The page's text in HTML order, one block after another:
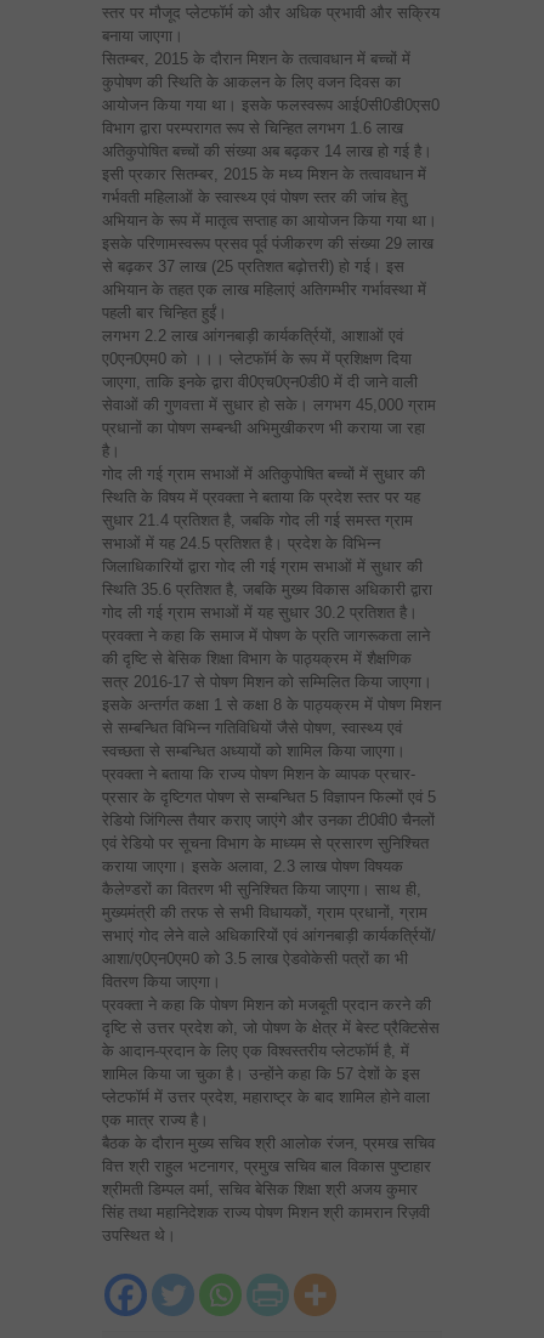
स्तर पर मौजूद प्लेटफॉर्म को और अधिक प्रभावी और सक्रिय
बनाया जाएगा।
सितम्बर, 2015 के दौरान मिशन के तत्वावधान में बच्चों में
कुपोषण की स्थिति के आकलन के लिए वजन दिवस का
आयोजन किया गया था। इसके फलस्वरूप आई0सी0डी0एस0
विभाग द्वारा परम्परागत रूप से चिन्हित लगभग 1.6 लाख
अतिकुपोषित बच्चों की संख्या अब बढ़कर 14 लाख हो गई है।
इसी प्रकार सितम्बर, 2015 के मध्य मिशन के तत्वावधान में
गर्भवती महिलाओं के स्वास्थ्य एवं पोषण स्तर की जांच हेतु
अभियान के रूप में मातृत्व सप्ताह का आयोजन किया गया था।
इसके परिणामस्वरूप प्रसव पूर्व पंजीकरण की संख्या 29 लाख
से बढ़कर 37 लाख (25 प्रतिशत बढ़ोत्तरी) हो गई। इस
अभियान के तहत एक लाख महिलाएं अतिगम्भीर गर्भावस्था में
पहली बार चिन्हित हुईं।
लगभग 2.2 लाख आंगनबाड़ी कार्यकर्त्रियों, आशाओं एवं
ए0एन0एम0 को ।।। प्लेटफॉर्म के रूप में प्रशिक्षण दिया
जाएगा, ताकि इनके द्वारा वी0एच0एन0डी0 में दी जाने वाली
सेवाओं की गुणवत्ता में सुधार हो सके। लगभग 45,000 ग्राम
प्रधानों का पोषण सम्बन्धी अभिमुखीकरण भी कराया जा रहा
है।
गोद ली गई ग्राम सभाओं में अतिकुपोषित बच्चों में सुधार की
स्थिति के विषय में प्रवक्ता ने बताया कि प्रदेश स्तर पर यह
सुधार 21.4 प्रतिशत है, जबकि गोद ली गई समस्त ग्राम
सभाओं में यह 24.5 प्रतिशत है। प्रदेश के विभिन्न
जिलाधिकारियों द्वारा गोद ली गई ग्राम सभाओं में सुधार की
स्थिति 35.6 प्रतिशत है, जबकि मुख्य विकास अधिकारी द्वारा
गोद ली गई ग्राम सभाओं में यह सुधार 30.2 प्रतिशत है।
प्रवक्ता ने कहा कि समाज में पोषण के प्रति जागरूकता लाने
की दृष्टि से बेसिक शिक्षा विभाग के पाठ्यक्रम में शैक्षणिक
सत्र 2016-17 से पोषण मिशन को सम्मिलित किया जाएगा।
इसके अन्तर्गत कक्षा 1 से कक्षा 8 के पाठ्यक्रम में पोषण मिशन
से सम्बन्धित विभिन्न गतिविधियों जैसे पोषण, स्वास्थ्य एवं
स्वच्छता से सम्बन्धित अध्यायों को शामिल किया जाएगा।
प्रवक्ता ने बताया कि राज्य पोषण मिशन के व्यापक प्रचार-
प्रसार के दृष्टिगत पोषण से सम्बन्धित 5 विज्ञापन फिल्मों एवं 5
रेडियो जिंगिल्स तैयार कराए जाएंगे और उनका टी0वी0 चैनलों
एवं रेडियो पर सूचना विभाग के माध्यम से प्रसारण सुनिश्चित
कराया जाएगा। इसके अलावा, 2.3 लाख पोषण विषयक
कैलेण्डरों का वितरण भी सुनिश्चित किया जाएगा। साथ ही,
मुख्यमंत्री की तरफ से सभी विधायकों, ग्राम प्रधानों, ग्राम
सभाएं गोद लेने वाले अधिकारियों एवं आंगनबाड़ी कार्यकर्त्रियों/
आशा/ए0एन0एम0 को 3.5 लाख ऐडवोकेसी पत्रों का भी
वितरण किया जाएगा।
प्रवक्ता ने कहा कि पोषण मिशन को मजबूती प्रदान करने की
दृष्टि से उत्तर प्रदेश को, जो पोषण के क्षेत्र में बेस्ट प्रैक्टिसेस
के आदान-प्रदान के लिए एक विश्वस्तरीय प्लेटफॉर्म है, में
शामिल किया जा चुका है। उन्होंने कहा कि 57 देशों के इस
प्लेटफॉर्म में उत्तर प्रदेश, महाराष्ट्र के बाद शामिल होने वाला
एक मात्र राज्य है।
बैठक के दौरान मुख्य सचिव श्री आलोक रंजन, प्रमख सचिव
वित्त श्री राहुल भटनागर, प्रमुख सचिव बाल विकास पुष्टाहार
श्रीमती डिम्पल वर्मा, सचिव बेसिक शिक्षा श्री अजय कुमार
सिंह तथा महानिदेशक राज्य पोषण मिशन श्री कामरान रिज़वी
उपस्थित थे।